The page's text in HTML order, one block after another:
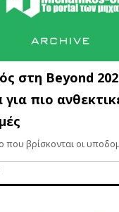
στη Beyond
πιο
που βρίσκονται οι